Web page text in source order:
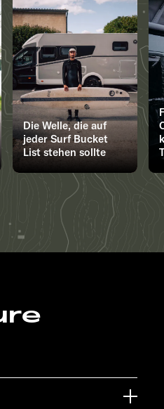
Die Welle, die auf
jeder Surf Bucket
List stehen sollte